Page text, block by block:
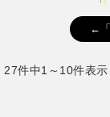
←
27件中1～10件表示